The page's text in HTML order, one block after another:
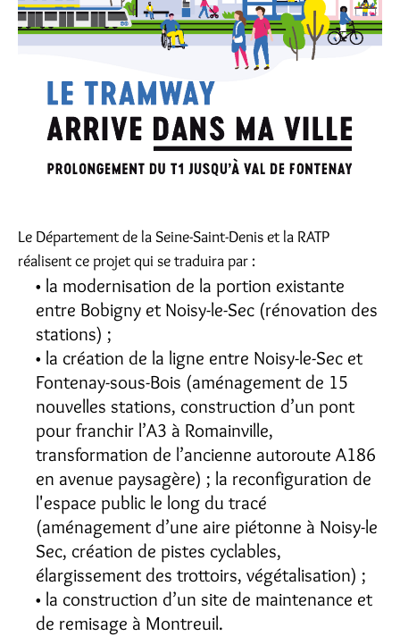
Le Département de la Seine-Saint-Denis et la RATP
réalisent ce projet qui se traduira par :
la modernisation de la portion existante
entre Bobigny et Noisy-le-Sec (rénovation des
stations) ;
la création de la ligne entre Noisy-le-Sec et
Fontenay-sous-Bois (aménagement de 15
nouvelles stations, construction d’un pont
pour franchir l’A3 à Romainville,
transformation de l’ancienne autoroute A186
en avenue paysagère) ; la reconfiguration de
l'espace public le long du tracé
(aménagement d’une aire piétonne à Noisy-le
Sec, création de pistes cyclables,
élargissement des trottoirs, végétalisation) ;
la construction d’un site de maintenance et
de remisage à Montreuil.